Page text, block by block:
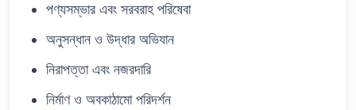
পণ্যসম্ভার এবং সরবরাহ পরিষেবা
অনুসন্ধান ও উদ্ধার অভিযান
নিরাপত্তা এবং নজরদারি
নির্মাণ ও অবকাঠামো পরিদর্শন